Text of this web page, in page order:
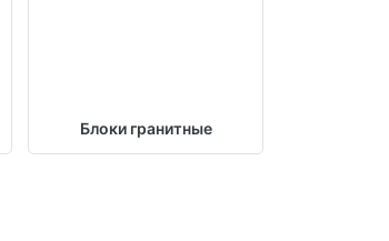
Блоки гранитные